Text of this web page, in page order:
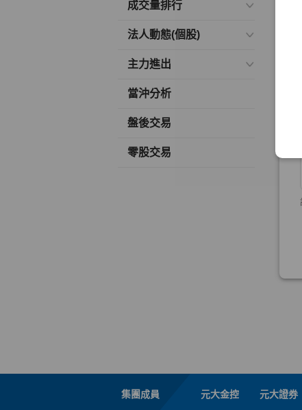
成交量排行
法人動態(個股)
主力進出
當沖分析
盤後交易
零股交易
集團成員 元大金控 元大證券